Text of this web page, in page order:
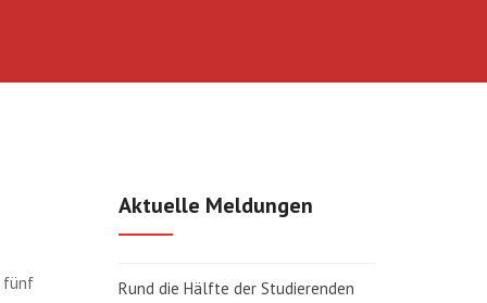
fünf
Aktuelle Meldungen
Rund die Hälfte der Studierenden